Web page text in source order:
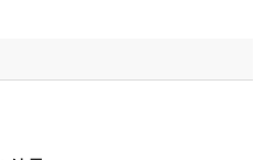
こまでは粘り強いプレー
ないグリーン右のバンカー